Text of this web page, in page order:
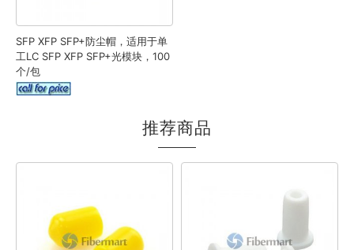
SFP XFP SFP+防尘帽，适用于单
工LC SFP XFP SFP+光模块，100
个/包
推荐商品